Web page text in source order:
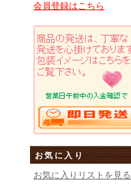
会員登録はこちら
お気に入り
お気に入りリストを見る